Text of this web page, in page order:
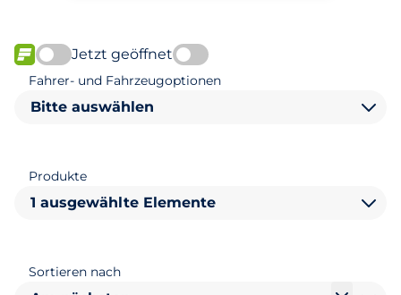
FLOW verfügbar
Jetzt geöffnet
Fahrer- und Fahrzeugoptionen
Bitte auswählen
Produkte
1 ausgewählte Elemente
Sortieren nach